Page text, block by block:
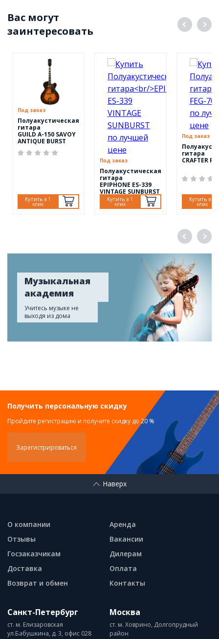
Вас могут
заинтересовать
Под заказ
Полуакустическая
гитара
GUILD A-150 SAVOY
ANTIQUE BURST
Купить в 1
клик
Под заказ
Полуакустическая
гитара
EPIPHONE ES-339
VINTAGE SUNBURST
Купить в 1
клик
Под заказ
гитара
CRAFTER
Купить в 1
клик
Музыкальная
академия
Учитесь музыке не
выходя из дома
Получить персональную скидку
Пройдите регистрацию и получите скидку до 20 %
Зарегистрироваться
Наверх
О компании
Отзывы
Госзаказчикам
Доставка
Возврат и обмен
Аренда
Вакансии
Дилерам
Оплата
Контакты
Санкт-Петербург
ст. м. Елизаровская
ул.Бабушкина, д. 3, офис 028
Москва
ст. м. Ховрино, Долгопрудный
район